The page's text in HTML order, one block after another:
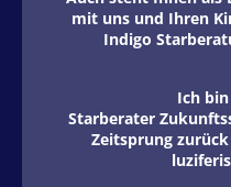
mit uns und Ihren
Indigo
Ich
Starberater
Zeitsprung